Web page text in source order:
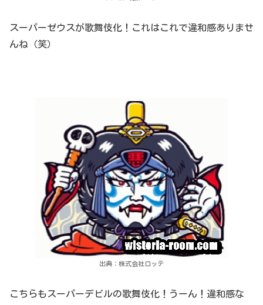
スーパーゼウスが歌舞伎化！これはこれで違和感ありませ
んね（笑）
出典：株式会社ロッテ
こちらもスーパーデビルの歌舞伎化！うーん！違和感な